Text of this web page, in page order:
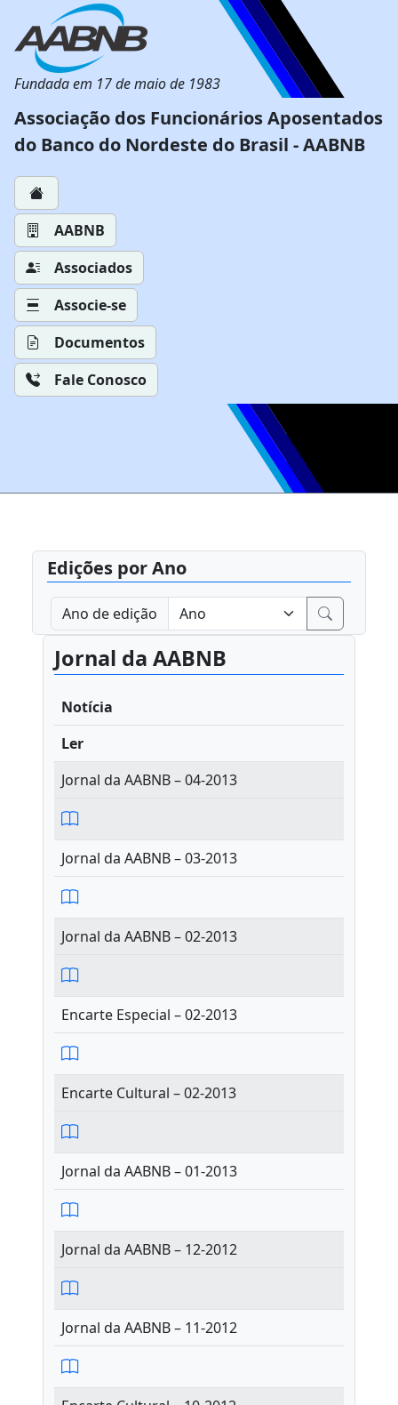
Fundada em 17 de maio de 1983
Associação dos Funcionários Aposentados
do Banco do Nordeste do Brasil - AABNB
AABNB
Associados
Associe-se
Documentos
Fale Conosco
Edições por Ano
Ano de edição
Jornal da AABNB
Notícia
Ler
Jornal da AABNB – 04-2013
Jornal da AABNB – 03-2013
Jornal da AABNB – 02-2013
Encarte Especial – 02-2013
Encarte Cultural – 02-2013
Jornal da AABNB – 01-2013
Jornal da AABNB – 12-2012
Jornal da AABNB – 11-2012